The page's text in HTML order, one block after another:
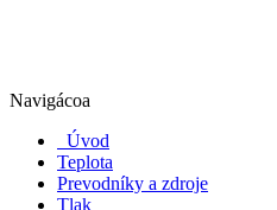
Navigácoa
Úvod
Teplota
Prevodníky a zdroje
Tlak